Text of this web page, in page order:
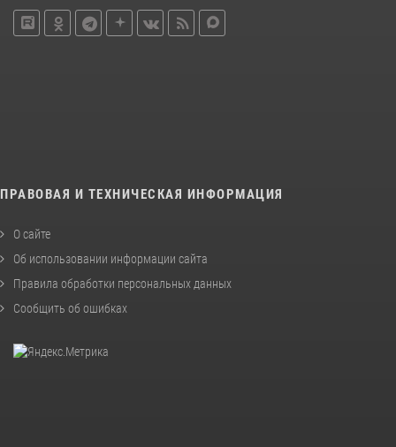
ПРАВОВАЯ И ТЕХНИЧЕСКАЯ ИНФОРМАЦИЯ
О сайте
Об использовании информации сайта
Правила обработки персональных данных
Сообщить об ошибках